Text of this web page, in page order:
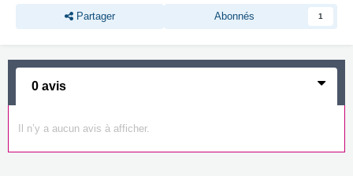
Partager Abonnés 1
0 avis
Il n’y a aucun avis à afficher.